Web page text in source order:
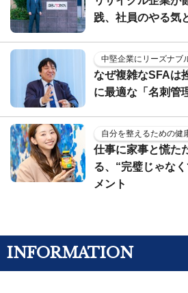
践、社員のやる気
中堅企業にリーズナブ
なぜ複雑なSFAは
に最適な「名刺管
自分を整えるための健
仕事に家事と慌た
る、“完璧じゃな
メント
INFORMATION